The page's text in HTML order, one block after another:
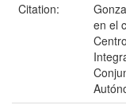
Citation:
en el